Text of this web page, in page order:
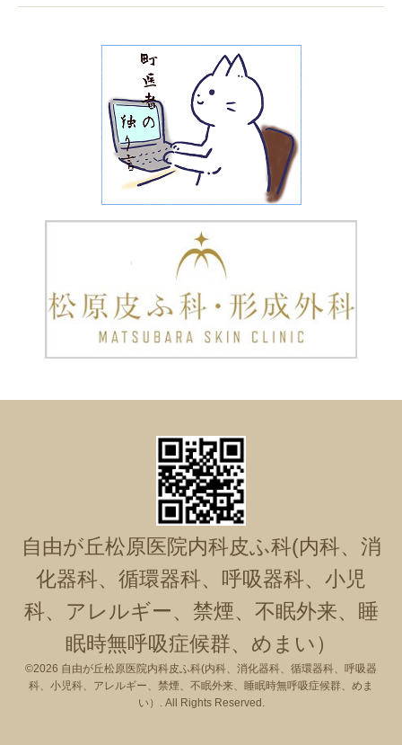
自由が丘松原医院内科皮ふ科(内科、消
化器科、循環器科、呼吸器科、小児
科、アレルギー、禁煙、不眠外来、睡
眠時無呼吸症候群、めまい）
©2026 自由が丘松原医院内科皮ふ科(内科、消化器科、循環器科、呼吸器
科、小児科、アレルギー、禁煙、不眠外来、睡眠時無呼吸症候群、めま
い）
. All Rights Reserved.